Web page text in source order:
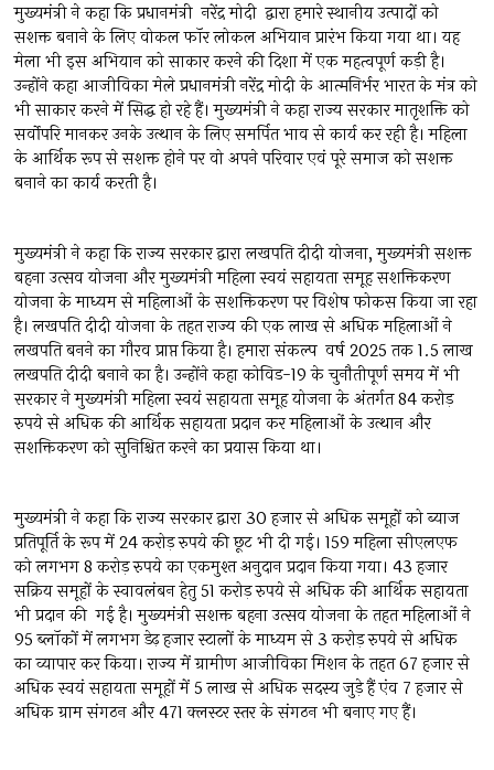
मुख्यमंत्री ने कहा कि प्रधानमंत्री नरेंद्र मोदी द्वारा हमारे स्थानीय उत्पादों को
सशक्त बनाने के लिए वोकल फॉर लोकल अभियान प्रारंभ किया गया था। यह
मेला भी इस अभियान को साकार करने की दिशा में एक महत्वपूर्ण कड़ी है।
उन्होंने कहा आजीविका मेले प्रधानमंत्री नरेंद्र मोदी के आत्मनिर्भर भारत के मंत्र को
भी साकार करने में सिद्ध हो रहे हैं। मुख्यमंत्री ने कहा राज्य सरकार मातृशक्ति को
सर्वोपरि मानकर उनके उत्थान के लिए समर्पित भाव से कार्य कर रही है। महिला
के आर्थिक रूप से सशक्त होने पर वो अपने परिवार एवं पूरे समाज को सशक्त
बनाने का कार्य करती है।
मुख्यमंत्री ने कहा कि राज्य सरकार द्वारा लखपति दीदी योजना, मुख्यमंत्री सशक्त
बहना उत्सव योजना और मुख्यमंत्री महिला स्वयं सहायता समूह सशक्तिकरण
योजना के माध्यम से महिलाओं के सशक्तिकरण पर विशेष फोकस किया जा रहा
है। लखपति दीदी योजना के तहत राज्य की एक लाख से अधिक महिलाओं ने
लखपति बनने का गौरव प्राप्त किया है। हमारा संकल्प वर्ष 2025 तक 1.5 लाख
लखपति दीदी बनाने का है। उन्होंने कहा कोविड-19 के चुनौतीपूर्ण समय में भी
सरकार ने मुख्यमंत्री महिला स्वयं सहायता समूह योजना के अंतर्गत 84 करोड़
रुपये से अधिक की आर्थिक सहायता प्रदान कर महिलाओं के उत्थान और
सशक्तिकरण को सुनिश्चित करने का प्रयास किया था।
मुख्यमंत्री ने कहा कि राज्य सरकार द्वारा 30 हजार से अधिक समूहों को ब्याज
प्रतिपूर्ति के रूप में 24 करोड़ रुपये की छूट भी दी गई। 159 महिला सीएलएफ
को लगभग 8 करोड़ रुपये का एकमुश्त अनुदान प्रदान किया गया। 43 हजार
सक्रिय समूहों के स्वावलंबन हेतु 51 करोड़ रुपये से अधिक की आर्थिक सहायता
भी प्रदान की गई है। मुख्यमंत्री सशक्त बहना उत्सव योजना के तहत महिलाओं ने
95 ब्लॉकों में लगभग डेढ़ हजार स्टालों के माध्यम से 3 करोड़ रुपये से अधिक
का व्यापार कर किया। राज्य में ग्रामीण आजीविका मिशन के तहत 67 हजार से
अधिक स्वयं सहायता समूहों में 5 लाख से अधिक सदस्य जुड़े हैं एंव 7 हजार से
अधिक ग्राम संगठन और 471 क्लस्टर स्तर के संगठन भी बनाए गए हैं।